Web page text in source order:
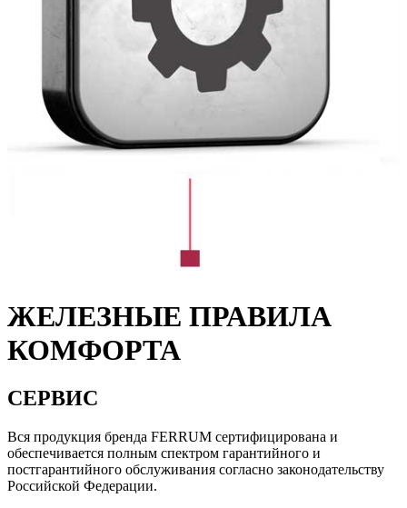
ЖЕЛЕЗНЫЕ ПРАВИЛА
КОМФОРТА
СЕРВИС
Вся продукция бренда FERRUM сертифицирована и
обеспечивается полным спектром гарантийного и
постгарантийного обслуживания согласно законодательству
Российской Федерации.